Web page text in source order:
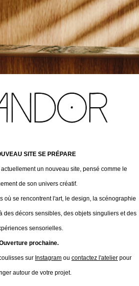
SITE SE PRÉPARE
un nouveau site, pensé comme le
de son univers créatif.
où se rencontrent l'art, le design, la scénographie
des décors sensibles, des objets singuliers et des
sensorielles.
prochaine.
sur Instagram ou contactez l'atelier pour
autour de votre projet.